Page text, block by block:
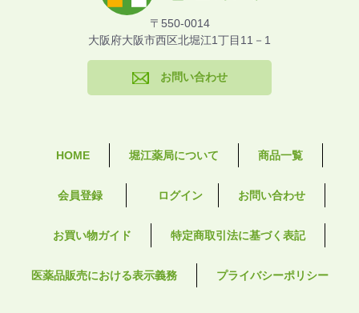
〒550-0014
大阪府大阪市西区北堀江1丁目11－1
お問い合わせ
HOME 堀江薬局について 商品一覧
会員登録 ログイン お問い合わせ
お買い物ガイド 特定商取引法に基づく表記
医薬品販売における表示義務 プライバシーポリシー